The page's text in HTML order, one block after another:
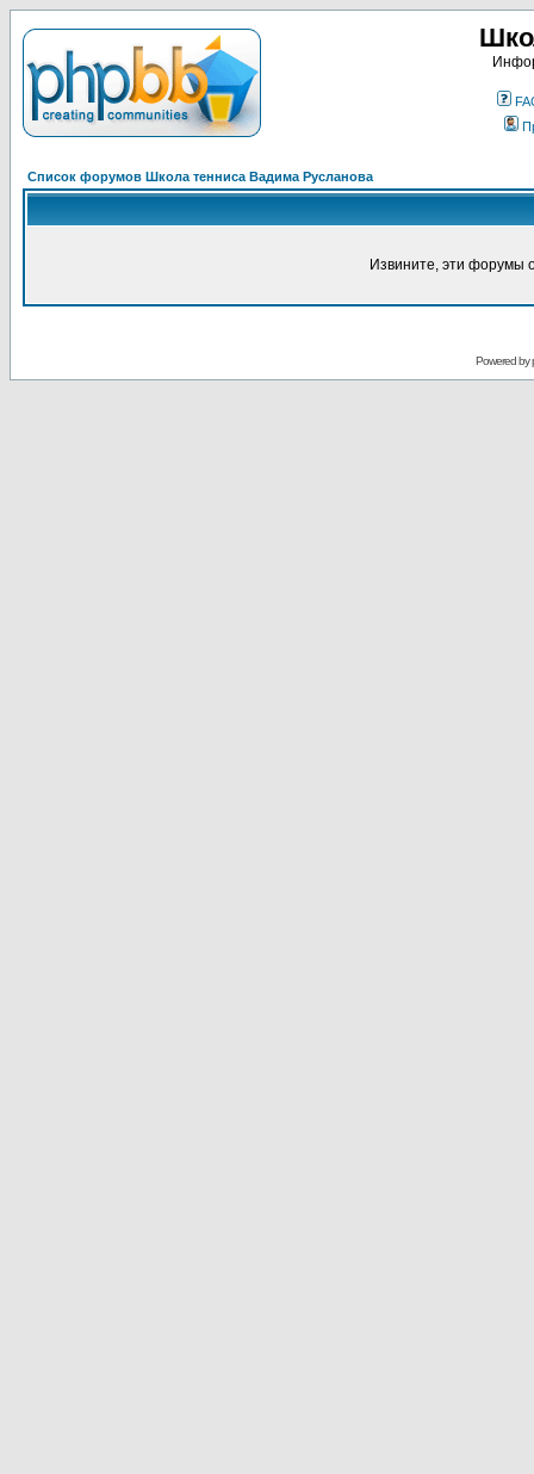
Список форумов Школа тенниса Вадима Русланова
Извините, эти форумы
Powered by